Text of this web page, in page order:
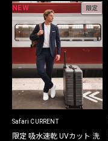
NEW 限定
Safari CURRENT
限定 吸水速乾 UVカット 洗